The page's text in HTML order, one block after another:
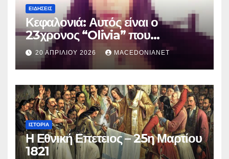
ΕΙΔΉΣΕΙΣ
Κεφαλονιά: Αυτός είναι ο
23χρονος “Olivia” που
κατηγορείται για τον θάνατο της
Μυρτούς
20 ΑΠΡΙΛΊΟΥ 2026 MACEDONIANET
ΙΣΤΟΡΊΑ
Η Εθνική Επετειος – 25η Μαρτίου
1821